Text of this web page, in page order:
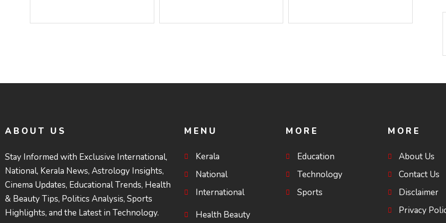
കാർന്നുതിന്നുന്ന
പോരാട്ടം
ഗുരുപൂർണിമ ആഘോഷം
ABOUT US
Stay Informed with Exclusive International,
National, Kerala News, Astrology Insights,
Cinema Updates, Educational Trends, Health
& Beauty Tips, Politics Analysis, Sports
Highlights, and the Latest in Technology.
MENU
Kerala
National
International
Health Beauty
MORE
Education
Technology
Sports
MORE
About Us
Contact Us
Disclaimer
Privacy